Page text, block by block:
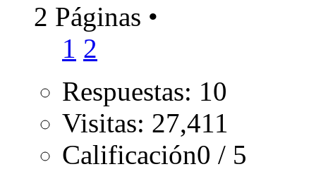
2 Páginas •
1 2
Respuestas: 10
Visitas: 27,411
Calificación0 / 5